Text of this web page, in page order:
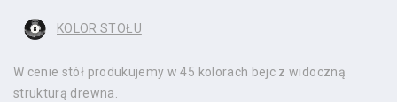
KOLOR STOŁU
W cenie stół produkujemy w 45 kolorach bejc z widoczną
strukturą drewna.